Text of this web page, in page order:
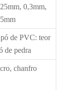
0,3mm,
de PVC: teor
de pedra
chanfro